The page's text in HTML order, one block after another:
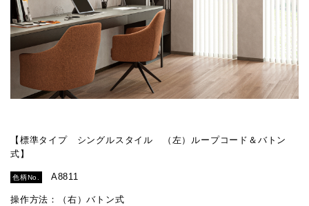
【標準タイプ シングルスタイル （左）ループコード＆バトン
式】
色柄No. A8811
操作方法：（右）バトン式